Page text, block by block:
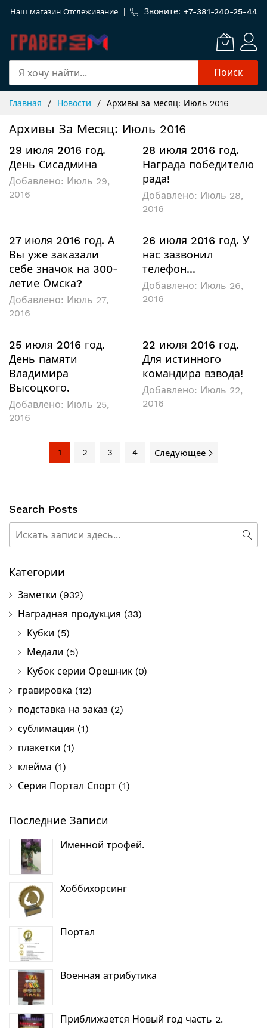
Наш магазин Отслеживание Звоните: +7-381-240-25-44
Поиск
Content
Главная Новости Архивы за месяц: Июль 2016
Архивы За Месяц: Июль 2016
29 июля 2016 год.
День Сисадмина
Добавлено: Июль 29,
2016
28 июля 2016 год.
Награда победителю
рада!
Добавлено: Июль 28,
2016
27 июля 2016 год. А
Вы уже заказали
себе значок на 300-
летие Омска?
Добавлено: Июль 27,
2016
26 июля 2016 год. У
нас зазвонил
телефон...
Добавлено: Июль 26,
2016
25 июля 2016 год.
День памяти
Владимира
Высоцкого.
Добавлено: Июль 25,
2016
22 июля 2016 год.
Для истинного
командира взвода!
Добавлено: Июль 22,
2016
1 2 3 4 Следующее
Search Posts
Категории
Заметки (932)
Наградная продукция (33)
Кубки (5)
Медали (5)
Кубок серии Орешник (0)
гравировка (12)
подставка на заказ (2)
сублимация (1)
плакетки (1)
клейма (1)
Серия Портал Спорт (1)
Последние Записи
Именной трофей.
Хоббихорсинг
Портал
Военная атрибутика
Приближается Новый год часть 2.